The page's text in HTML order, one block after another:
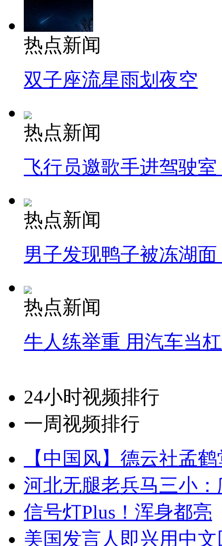
热点新闻
双子座流星雨划夜空
热点新闻
飞行员邀歌手进驾驶
热点新闻
男子发现鸭子被冻湖
热点新闻
牛人练举重 用汽车当
24小时视频排行
一周视频排行
【中国风】德云社孟
河北无腿老兵马三小
信号灯Plus！浑身都亮
美国发言人即兴用中